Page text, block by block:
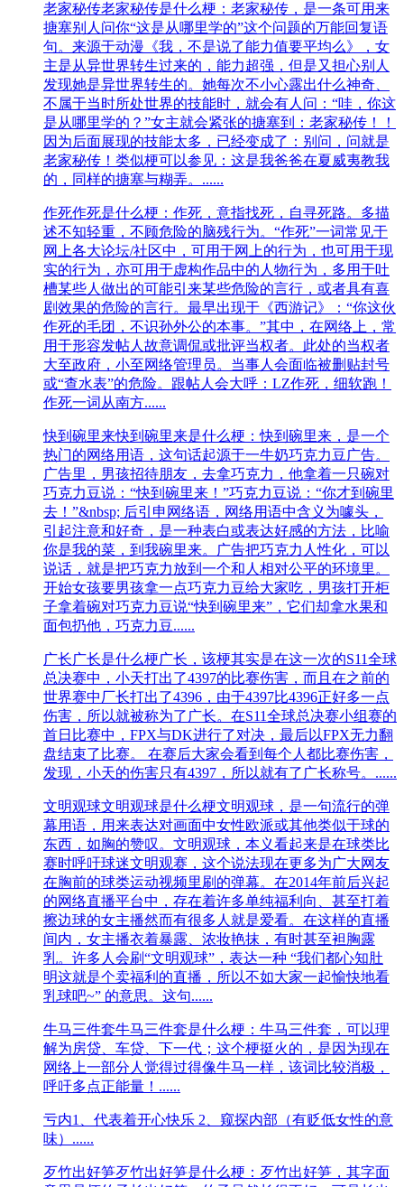
老家秘传老家秘传是什么梗：老家秘传，是一条可用来
搪塞别人问你“这是从哪里学的”这个问题的万能回复语
句。来源于动漫《我，不是说了能力值要平均么》，女
主是从异世界转生过来的，能力超强，但是又担心别人
发现她是异世界转生的。她每次不小心露出什么神奇、
不属于当时所处世界的技能时，就会有人问：“哇，你这
是从哪里学的？”女主就会紧张的搪塞到：老家秘传！！
因为后面展现的技能太多，已经变成了：别问，问就是
老家秘传！类似梗可以参见：这是我爸爸在夏威夷教我
的，同样的搪塞与糊弄。......
作死作死是什么梗：作死，意指找死，自寻死路。多描
述不知轻重，不顾危险的脑残行为。“作死”一词常见于
网上各大论坛/社区中，可用于网上的行为，也可用于现
实的行为，亦可用于虚构作品中的人物行为，多用于吐
槽某些人做出的可能引来某些危险的言行，或者具有喜
剧效果的危险的言行。最早出现于《西游记》：“你这伙
作死的毛团，不识孙外公的本事。”其中，在网络上，常
用于形容发帖人故意调侃或批评当权者。此处的当权者
大至政府，小至网络管理员。当事人会面临被删贴封号
或“查水表”的危险。跟帖人会大呼：LZ作死，细软跑！
作死一词从南方......
快到碗里来快到碗里来是什么梗：快到碗里来，是一个
热门的网络用语，这句话起源于一牛奶巧克力豆广告。
广告里，男孩招待朋友，去拿巧克力，他拿着一只碗对
巧克力豆说：“快到碗里来！”巧克力豆说：“你才到碗里
去！”&nbsp; 后引申网络语，网络用语中含义为噱头，
引起注意和好奇，是一种表白或表达好感的方法，比喻
你是我的菜，到我碗里来。广告把巧克力人性化，可以
说话，就是把巧克力放到一个和人相对公平的环境里。
开始女孩要男孩拿一点巧克力豆给大家吃，男孩打开柜
子拿着碗对巧克力豆说“快到碗里来”，它们却拿水果和
面包扔他，巧克力豆......
广长广长是什么梗广长，该梗其实是在这一次的S11全球
总决赛中，小天打出了4397的比赛伤害，而且在之前的
世界赛中厂长打出了4396，由于4397比4396正好多一点
伤害，所以就被称为了广长。在S11全球总决赛小组赛的
首日比赛中，FPX与DK进行了对决，最后以FPX无力翻
盘结束了比赛。 在赛后大家会看到每个人都比赛伤害，
发现，小天的伤害只有4397，所以就有了广长称号。......
文明观球文明观球是什么梗文明观球，是一句流行的弹
幕用语，用来表达对画面中女性欧派或其他类似于球的
东西，如胸的赞叹。文明观球，本义看起来是在球类比
赛时呼吁球迷文明观赛，这个说法现在更多为广大网友
在胸前的球类运动视频里刷的弹幕。在2014年前后兴起
的网络直播平台中，存在着许多单纯福利向、甚至打着
擦边球的女主播然而有很多人就是爱看。在这样的直播
间内，女主播衣着暴露、浓妆艳抹，有时甚至袒胸露
乳。许多人会刷“文明观球”，表达一种 “我们都心知肚
明这就是个卖福利的直播，所以不如大家一起愉快地看
乳球吧~” 的意思。这句......
牛马三件套牛马三件套是什么梗：牛马三件套，可以理
解为房贷、车贷、下一代；​这个梗挺火的，是因为现在
网络上一部分人觉得过得像牛马一样，该词比较消极，
呼吁多点正能量！......
亏内1、代表着开心快乐 2、窥探内部（有贬低女性的意
味）......
歹竹出好笋歹竹出好笋是什么梗：歹竹出好笋，其字面